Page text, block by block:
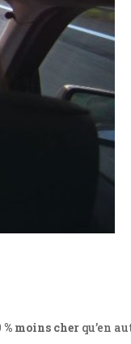
% moins cher qu’en